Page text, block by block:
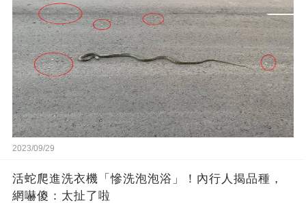
2023/09/29
活蛇爬進洗衣機「慘洗泡泡浴」！內行人揭品種，
網嚇傻：太扯了啦